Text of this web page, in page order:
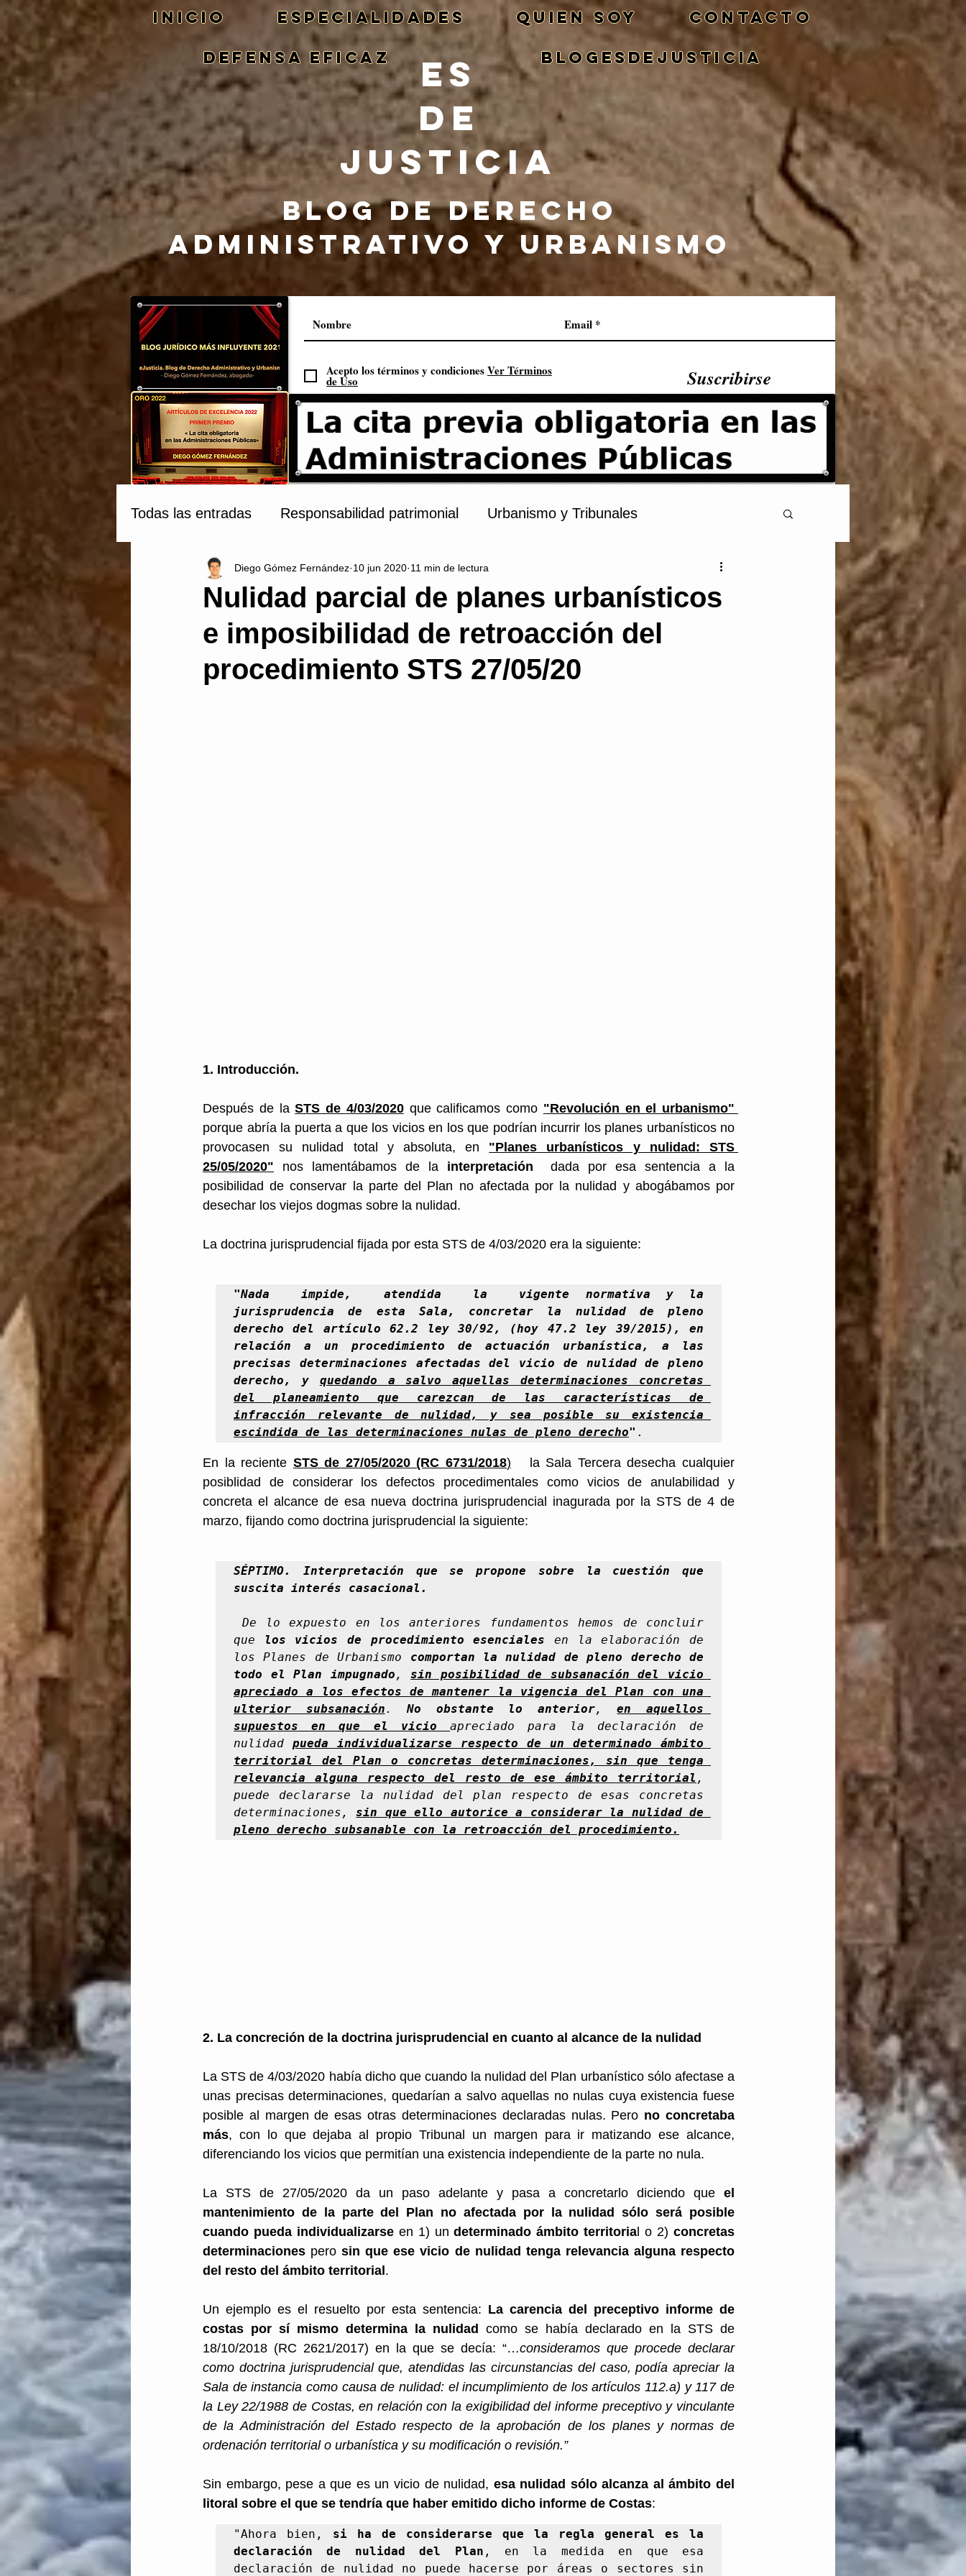
Inicio ESPECIALIDADES QUIEN SOY
CONTACTO
DEFENSA EFICAZ
BlogEsdeJusticia
ES
DE
JUSTICIA
BLOG DE DERECHO
ADMINISTRATIVO Y URBANISMO
Acepto los términos y condicionesVer Términos
de Uso Suscribirse
Todas las entradas Responsabilidad patrimonial Urbanismo y Tribunales
Compraventa y Tribunales Procedimiento administrativo
Patrimonio Cultural Constitución Contratación pública Derechos Fundamentales
Administración electrónica
Nulidad parcial de planes urbanísticos
e imposibilidad de retroacción del
procedimiento STS 27/05/20
Diego Gómez Fernández 10 jun 2020 11 min de lectura
1. Introducción.
Después de la STS de 4/03/2020 que calificamos como
porque abría la puerta a que los vicios en los que podrían incurrir los planes urbanísticos no
provocasen su nulidad total y absoluta, en "Planes urbanísticos y nulidad: STS
25/05/2020"
nos lamentábamos de la interpretación
dada por esa sentencia a la
posibilidad de conservar la parte del Plan no afectada por la nulidad y abogábamos por
desechar los viejos dogmas sobre la nulidad.
La doctrina jurisprudencial fijada por esta STS de 4/03/2020 era la siguiente:
"Nada  impide,  atendida  la  vigente normativa y la
jurisprudencia de esta Sala, concretar la nulidad de pleno
derecho del artículo 62.2 ley 30/92, (hoy 47.2 ley 39/2015), en
relación a un procedimiento de actuación urbanística, a las
precisas determinaciones afectadas del vicio de nulidad de pleno
derecho, y quedando a salvo aquellas determinaciones concretas
del planeamiento que carezcan de las características de
infracción relevante de nulidad, y sea posible su existencia
escindida de las determinaciones nulas de pleno derecho" .
En la reciente STS de 27/05/2020 (RC 6731/2018)
   la Sala Tercera desecha cualquier
posiblidad de considerar los defectos procedimentales como vicios de anulabilidad y
concreta el alcance de esa nueva doctrina jurisprudencial inagurada por la STS de 4 de
marzo, fijando como doctrina jurisprudencial la siguiente:
SÉPTIMO. Interpretación que se propone sobre la cuestión que
suscita interés casacional.
De lo expuesto en los anteriores fundamentos hemos de concluir
que
los vicios de procedimiento esenciales en la elaboración de
los Planes de Urbanismo comportan la nulidad de pleno derecho de
todo el Plan impugnado , sin posibilidad de subsanación del vicio
apreciado a los efectos de mantener la vigencia del Plan con una
ulterior subsanación . No obstante lo anterior, en aquellos
supuestos en que el vicio apreciado para la declaración de
nulidad pueda individualizarse respecto de un determinado ámbito
territorial del Plan o concretas determinaciones, sin que tenga
relevancia alguna respecto del resto de ese ámbito territorial ,
puede declararse la nulidad del plan respecto de esas concretas
determinaciones, sin que ello autorice a considerar la nulidad de
pleno derecho subsanable con la retroacción del procedimiento.
2. La concreción de la doctrina jurisprudencial en cuanto al alcance de la nulidad
La STS de 4/03/2020 había dicho que cuando la nulidad del Plan urbanístico sólo afectase a
unas precisas determinaciones, quedarían a salvo aquellas no nulas cuya existencia fuese
posible al margen de esas otras determinaciones declaradas nulas. Pero no concretaba
más, con lo que dejaba al propio Tribunal un margen para ir matizando ese alcance,
diferenciando los vicios que permitían una existencia independiente de la parte no nula.
La STS de 27/05/2020 da un paso adelante y pasa a concretarlo diciendo que el
mantenimiento de la parte del Plan no afectada por la nulidad sólo será posible
cuando pueda individualizarse en 1) un determinado ámbito territoria l o 2) concretas
determinaciones pero sin que ese vicio de nulidad tenga relevancia alguna respecto
del resto del ámbito territorial .
Un ejemplo es el resuelto por esta sentencia: La carencia del preceptivo informe de
costas por sí mismo determina la nulidad
como se había declarado en la STS de
18/10/2018 (RC 2621/2017) en la que se decía: “…consideramos que procede declarar
como doctrina jurisprudencial que, atendidas las circunstancias del caso, podía apreciar la
Sala de instancia como causa de nulidad: el incumplimiento de los artículos 112.a) y 117 de
la Ley 22/1988 de Costas, en relación con la exigibilidad del informe preceptivo y vinculante
de la Administración del Estado respecto de la aprobación de los planes y normas de
ordenación territorial o urbanística y su modificación o revisión.”
Sin embargo, pese a que es un vicio de nulidad, esa nulidad sólo alcanza al ámbito del
litoral sobre el que se tendría que haber emitido dicho informe de Costas:
"Ahora bien, si ha de considerarse que la regla general es la
declaración de nulidad del Plan , en la medida en que esa
declaración de nulidad no puede hacerse por áreas o sectores sin